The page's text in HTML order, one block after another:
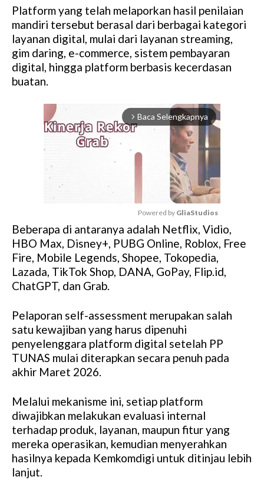
Platform yang telah melaporkan hasil penilaian
mandiri tersebut berasal dari berbagai kategori
layanan digital, mulai dari layanan streaming,
gim daring, e-commerce, sistem pembayaran
digital, hingga platform berbasis kecerdasan
buatan.
arrow_forward_ios Baca Selengkapnya
M
u
t
e
Powered by GliaStudios
Beberapa di antaranya adalah Netflix, Vidio,
HBO Max, Disney+, PUBG Online, Roblox, Free
Fire, Mobile Legends, Shopee, Tokopedia,
Lazada, TikTok Shop, DANA, GoPay, Flip.id,
ChatGPT, dan Grab.
Pelaporan self-assessment merupakan salah
satu kewajiban yang harus dipenuhi
penyelenggara platform digital setelah PP
TUNAS mulai diterapkan secara penuh pada
akhir Maret 2026.
Melalui mekanisme ini, setiap platform
diwajibkan melakukan evaluasi internal
terhadap produk, layanan, maupun fitur yang
mereka operasikan, kemudian menyerahkan
hasilnya kepada Kemkomdigi untuk ditinjau lebih
lanjut.